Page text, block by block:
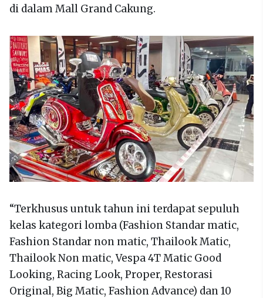
di dalam Mall Grand Cakung.
“Terkhusus untuk tahun ini terdapat sepuluh
kelas kategori lomba (Fashion Standar matic,
Fashion Standar non matic, Thailook Matic,
Thailook Non matic, Vespa 4T Matic Good
Looking, Racing Look, Proper, Restorasi
Original, Big Matic, Fashion Advance) dan 10